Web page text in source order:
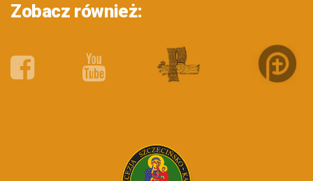
Zobacz również: